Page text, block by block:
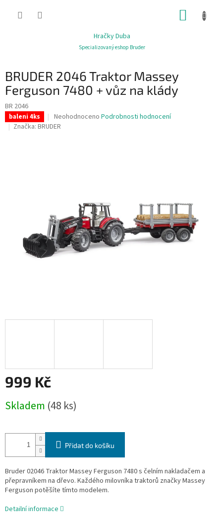
Hračky Duba
Specializovaný eshop Bruder
BRUDER 2046 Traktor Massey
Ferguson 7480 + vůz na klády
BR 2046
baleni 4ks
Průměrné
hodnocení
Neohodnoceno Podrobnosti hodnocení
Značka: BRUDER
999 Kč
cena:
Skladem (48 ks)
Přidat do košíku
Bruder 02046 Traktor Massey Ferguson 7480 s čelním nakladačem a
přepravníkem na dřevo. Každého milovníka traktorů značky Massey
Ferguson potěšíte tímto modelem.
Detailní informace